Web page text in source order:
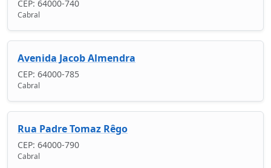
CEP: 64000-740
Cabral
Avenida Jacob Almendra
CEP: 64000-785
Cabral
Rua Padre Tomaz Rêgo
CEP: 64000-790
Cabral